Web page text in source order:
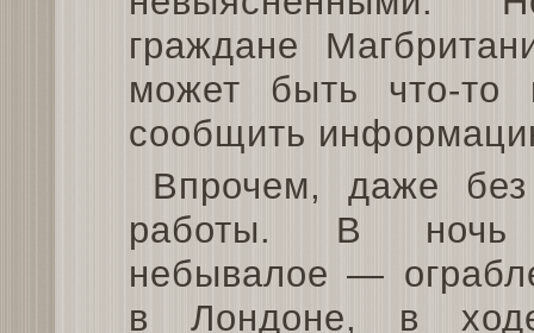
граждане
может быть что-то
сообщить
Впрочем, даже
работы. В
небывалое —
в Лондоне, в